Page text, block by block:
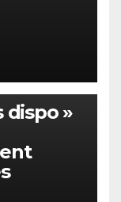
dispo »